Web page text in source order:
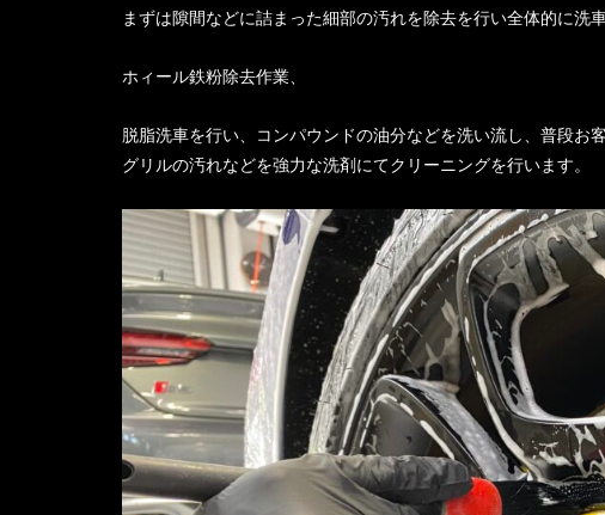
まずは隙間などに詰まった細部の汚れを除去を行い全体的に洗
ホィール鉄粉除去作業、
脱脂洗車を行い、コンパウンドの油分などを洗い流し、普段
グリルの汚れなどを強力な洗剤にてクリーニングを行います。